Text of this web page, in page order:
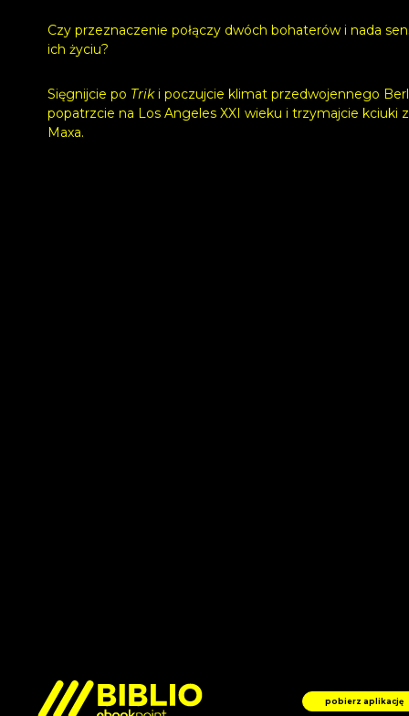
Czy przeznaczenie połączy dwóch bohaterów i nada
ich życiu?
Sięgnijcie po Triki poczujcie klimat przedwojennego
popatrzcie na Los Angeles XXI wieku i trzymajcie kciuki
Maxa.
pobierz aplikację